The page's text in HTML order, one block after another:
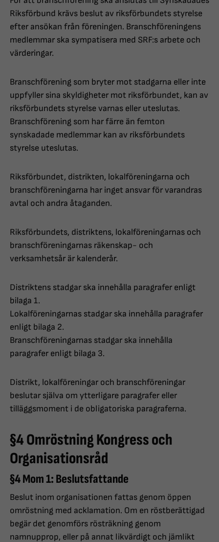
Riksförbund krävs beslut av riksförbundets styrelse
efter ansökan från föreningen. Branschföreningens
medlemmar ska sympatisera med SRF:s arbete och
värderingar.
Branschförening som bryter mot stadgarna eller inte
uppfyller sina skyldigheter mot riksförbundet, kan av
riksförbundets styrelse varnas eller uteslutas.
Branschförening som har färre än femton
synskadade medlemmar kan av riksförbundets
styrelse uteslutas.
Riksförbundet, distrikten, lokalföreningarna och
branschföreningarna har inget ansvar för varandras
avtal och andra åtaganden.
Riksförbundets, distriktens, lokalföreningarnas och
branschföreningarnas räkenskap- och
verksamhetsår är kalenderår.
Distriktens stadgar ska innehålla paragrafer enligt
bilaga 1.
Lokalföreningarnas stadgar ska innehålla paragrafer
enligt bilaga 2.
Branschföreningarnas stadgar ska innehålla
paragrafer enligt bilaga 3.
Distrikt, lokalföreningar och branschföreningar
beslutar själva om ytterligare paragrafer eller
tilläggsmoment i de obligatoriska paragraferna.
§4 Omröstning Kongress och
Organisationsråd
§4 Mom 1: Beslutsfattande
Beslut inom organisationen fattas genom öppen
omröstning med acklamation. Om en röstberättigad
begär det genomförs rösträkning genom
namnupprop, eller på annat likvärdigt och jämlikt